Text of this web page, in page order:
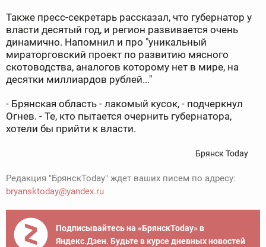
Также пресс-секретарь рассказал, что губернатор у
власти десятый год, и регион развивается очень
динамично. Напомнил и про "уникальный
мираторговский проект по развитию мясного
скотоводства, аналогов которому нет в мире, на
десятки миллиардов рублей..."
- Брянская область - лакомый кусок, - подчеркнул
Огнев. - Те, кто пытается очернить губернатора,
хотели бы прийти к власти.
Брянск Today
Редакция "БрянскToday" ждет ваших писем по адресу:
bryansktoday@yandex.ru
Подписывайтесь на «БрянскToday» в
Яндекс.Дзен. Будьте в курсе дневных новостей